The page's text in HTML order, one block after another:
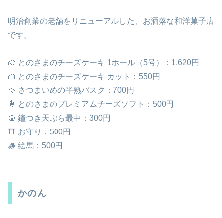
明治創業の老舗をリニューアルした、お洒落な和洋菓子店
です。
🧀 とのさまのチーズケーキ 1ホール（5号）：1,620円
🍰 とのさまのチーズケーキ カット：550円
🍠 さつまいめの半熟バスク：700円
🍦 とのさまのプレミアムチーズソフト：500円
🍘 鐘つき天ぷら最中：300円
⛩️ お守り：500円
🪵 絵馬：500円
かのん